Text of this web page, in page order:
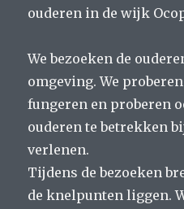
ouderen in de wijk
We bezoeken de
omgeving. We
fungeren en proberen
ouderen te betrekken
verlenen.
Tijdens de bezoeken
de knelpunten liggen.